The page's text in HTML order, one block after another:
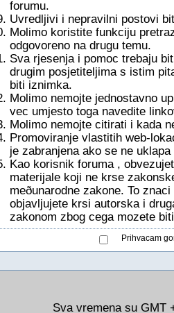
forumu.
Uvredljivi i nepravilni postovi
Molimo koristite funkciju
odgovoreno na drugu temu.
Sva rjesenja i pomoc trebaju
drugim posjetiteljima s istim
biti iznimka.
Molimo nemojte jednostavno
vec umjesto toga navedite
Molimo nemojte citirati i kada
Promoviranje vlastitih web-
je zabranjena ako se ne uklapa
Kao korisnik foruma ,
materijale koji ne krse
meðunarodne zakone. To
objavljujete krsi autorska i
zakonom zbog cega mozete
Prihvacam
Sva vremena su GMT